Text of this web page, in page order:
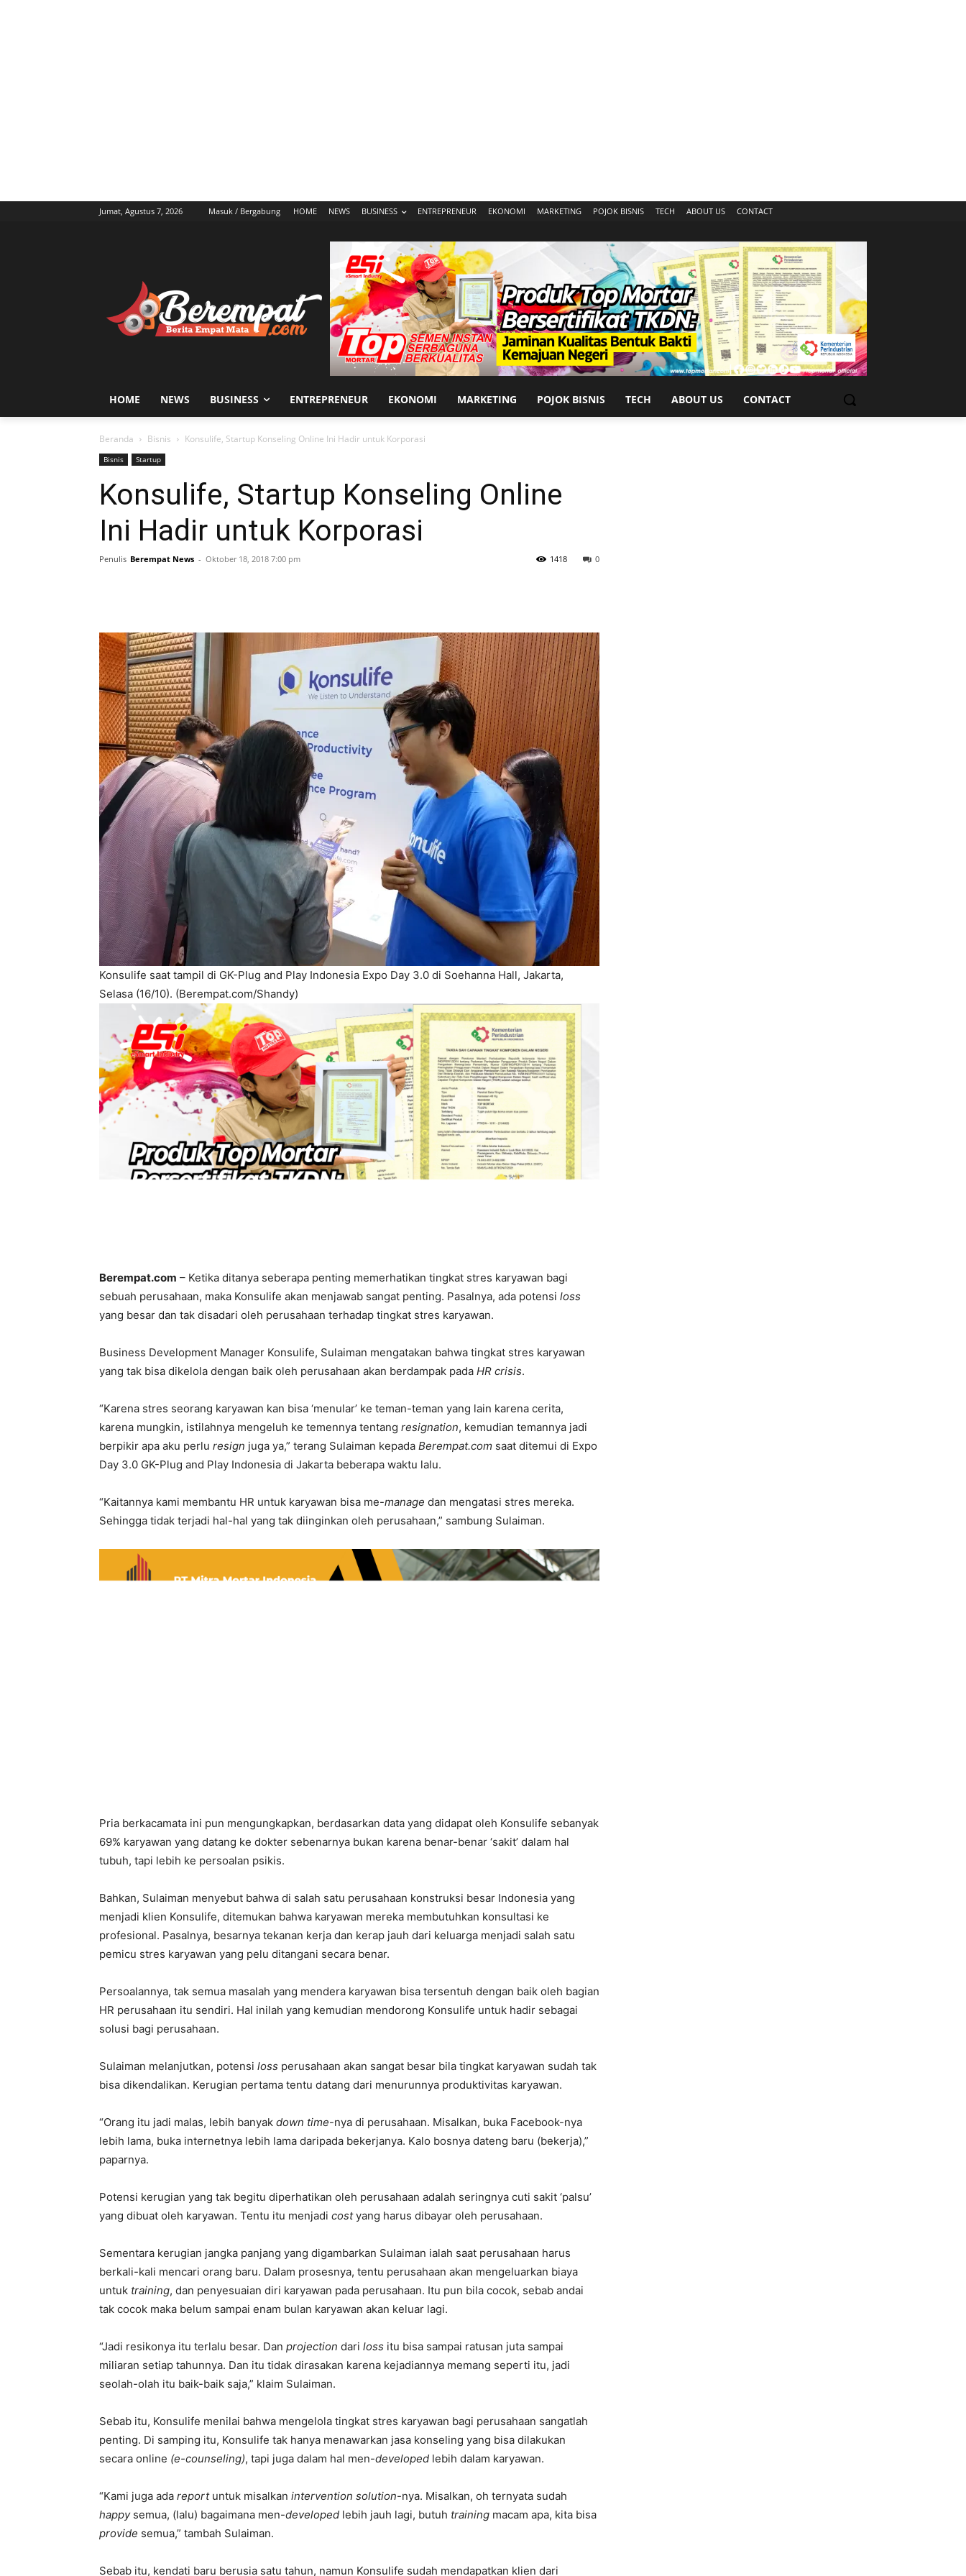
Jumat, Agustus 7, 2026 Masuk / Bergabung HOME NEWS BUSINESS ENTREPRENEUR EKONOMI MARKETING POJOK BISNIS TECH ABOUT US CONTACT
HOME NEWS BUSINESS ENTREPRENEUR EKONOMI MARKETING POJOK BISNIS TECH ABOUT US CONTACT
Beranda Bisnis Konsulife, Startup Konseling Online Ini Hadir untuk Korporasi
Bisnis Startup
Konsulife, Startup Konseling Online
Ini Hadir untuk Korporasi
Penulis Berempat News - Oktober 18, 2018 7:00 pm 0
1418
Konsulife saat tampil di GK-Plug and Play Indonesia Expo Day 3.0 di Soehanna Hall, Jakarta,
Selasa (16/10). (Berempat.com/Shandy)
Berempat.com – Ketika ditanya seberapa penting memerhatikan tingkat stres karyawan bagi
sebuah perusahaan, maka Konsulife akan menjawab sangat penting. Pasalnya, ada potensi loss
yang besar dan tak disadari oleh perusahaan terhadap tingkat stres karyawan.
Business Development Manager Konsulife, Sulaiman mengatakan bahwa tingkat stres karyawan
yang tak bisa dikelola dengan baik oleh perusahaan akan berdampak pada HR crisis.
“Karena stres seorang karyawan kan bisa ‘menular’ ke teman-teman yang lain karena cerita,
karena mungkin, istilahnya mengeluh ke temennya tentang resignation, kemudian temannya jadi
berpikir apa aku perlu resign juga ya,” terang Sulaiman kepada Berempat.com saat ditemui di Expo
Day 3.0 GK-Plug and Play Indonesia di Jakarta beberapa waktu lalu.
“Kaitannya kami membantu HR untuk karyawan bisa me-manage dan mengatasi stres mereka.
Sehingga tidak terjadi hal-hal yang tak diinginkan oleh perusahaan,” sambung Sulaiman.
Pria berkacamata ini pun mengungkapkan, berdasarkan data yang didapat oleh Konsulife sebanyak
69% karyawan yang datang ke dokter sebenarnya bukan karena benar-benar ‘sakit’ dalam hal
tubuh, tapi lebih ke persoalan psikis.
Bahkan, Sulaiman menyebut bahwa di salah satu perusahaan konstruksi besar Indonesia yang
menjadi klien Konsulife, ditemukan bahwa karyawan mereka membutuhkan konsultasi ke
profesional. Pasalnya, besarnya tekanan kerja dan kerap jauh dari keluarga menjadi salah satu
pemicu stres karyawan yang pelu ditangani secara benar.
Persoalannya, tak semua masalah yang mendera karyawan bisa tersentuh dengan baik oleh bagian
HR perusahaan itu sendiri. Hal inilah yang kemudian mendorong Konsulife untuk hadir sebagai
solusi bagi perusahaan.
Sulaiman melanjutkan, potensi loss perusahaan akan sangat besar bila tingkat karyawan sudah tak
bisa dikendalikan. Kerugian pertama tentu datang dari menurunnya produktivitas karyawan.
“Orang itu jadi malas, lebih banyak down time-nya di perusahaan. Misalkan, buka Facebook-nya
lebih lama, buka internetnya lebih lama daripada bekerjanya. Kalo bosnya dateng baru (bekerja),”
paparnya.
Potensi kerugian yang tak begitu diperhatikan oleh perusahaan adalah seringnya cuti sakit ‘palsu’
yang dibuat oleh karyawan. Tentu itu menjadi costyang harus dibayar oleh perusahaan.
Sementara kerugian jangka panjang yang digambarkan Sulaiman ialah saat perusahaan harus
berkali-kali mencari orang baru. Dalam prosesnya, tentu perusahaan akan mengeluarkan biaya
untuk training, dan penyesuaian diri karyawan pada perusahaan. Itu pun bila cocok, sebab andai
tak cocok maka belum sampai enam bulan karyawan akan keluar lagi.
“Jadi resikonya itu terlalu besar. Dan projection dari loss itu bisa sampai ratusan juta sampai
miliaran setiap tahunnya. Dan itu tidak dirasakan karena kejadiannya memang seperti itu, jadi
seolah-olah itu baik-baik saja,” klaim Sulaiman.
Sebab itu, Konsulife menilai bahwa mengelola tingkat stres karyawan bagi perusahaan sangatlah
penting. Di samping itu, Konsulife tak hanya menawarkan jasa konseling yang bisa dilakukan
secara online (e-counseling), tapi juga dalam hal men-developed lebih dalam karyawan.
“Kami juga ada reportuntuk misalkan intervention solution-nya. Misalkan, oh ternyata sudah
happysemua, (lalu) bagaimana men-developed lebih jauh lagi, butuh training macam apa, kita bisa
provide semua,” tambah Sulaiman.
Sebab itu, kendati baru berusia satu tahun, namun Konsulife sudah mendapatkan klien dari